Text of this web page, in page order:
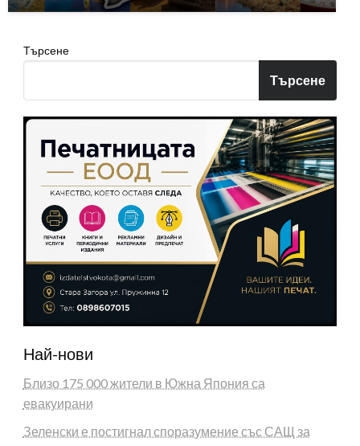
Търсене
Търсене
Най-нови
Близо 175 000 жители в Южна Япония са
евакуирани
Зеленски е постигнал споразумение със САЩ за